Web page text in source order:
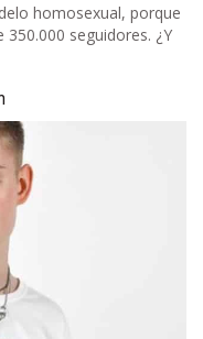
homosexual, porque
seguidores. ¿Y